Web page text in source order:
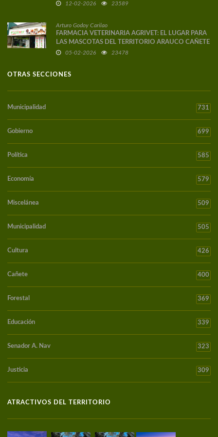
12-02-2026 23589
Arturo Godoy Carilao
FARMACIA VETERINARIA AGRIVET: EL LUGAR PARA
LAS MASCOTAS DEL TERRITORIO ARAUCO CAÑETE
05-02-2026 23478
OTRAS SECCIONES
Municipalidad 731
Gobierno 699
Política 585
Economía 579
Miscelánea 509
Municipalidad 505
Cultura 426
Cañete 400
Forestal 369
Educación 339
Senador A. Nav 323
Justicia 309
ATRACTIVOS DEL TERRITORIO